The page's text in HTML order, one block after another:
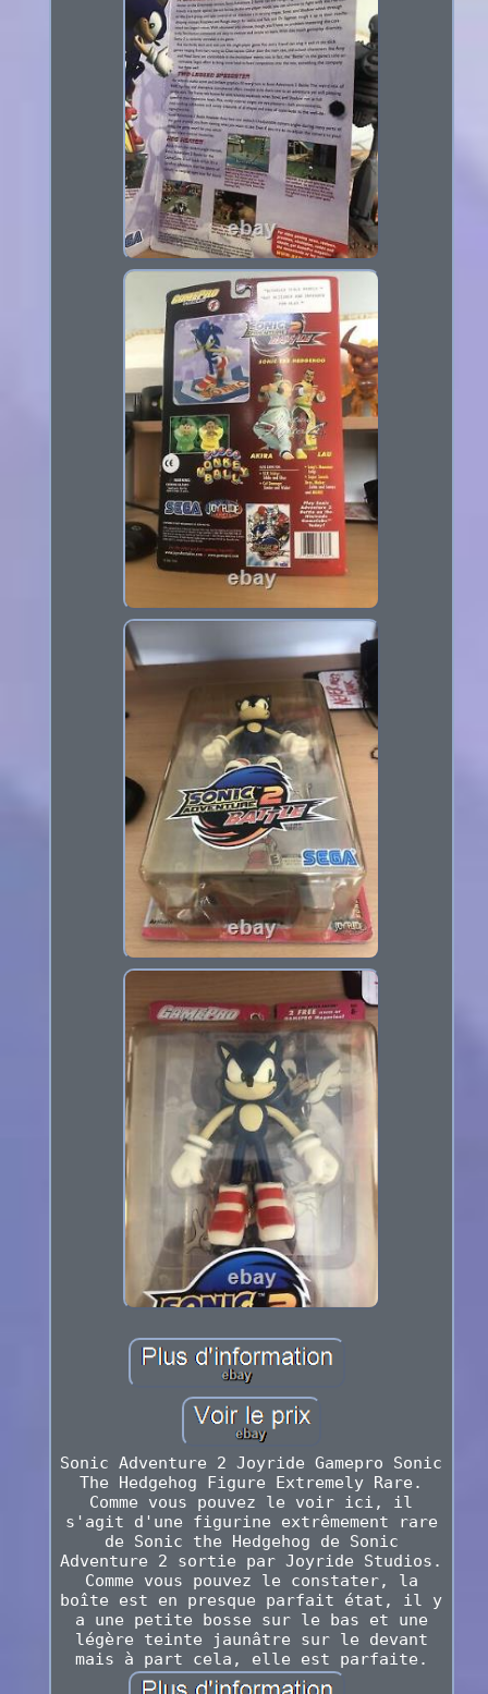
Sonic Adventure 2 Joyride Gamepro Sonic
The Hedgehog Figure Extremely Rare.
Comme vous pouvez le voir ici, il
s'agit d'une figurine extrêmement rare
de Sonic the Hedgehog de Sonic
Adventure 2 sortie par Joyride Studios.
Comme vous pouvez le constater, la
boîte est en presque parfait état, il y
a une petite bosse sur le bas et une
légère teinte jaunâtre sur le devant
mais à part cela, elle est parfaite.